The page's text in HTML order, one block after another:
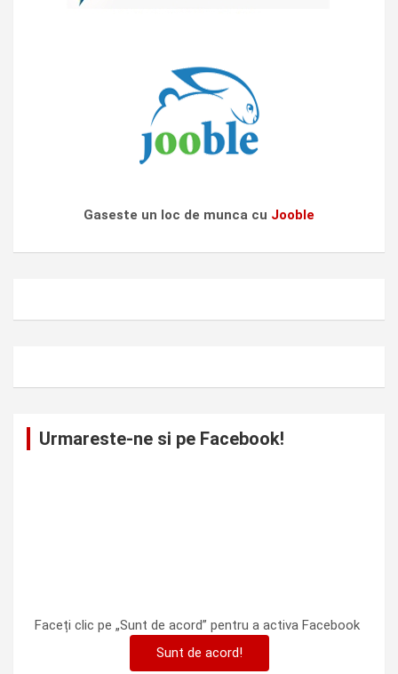
Gaseste un loc de munca cu Jooble
Urmareste-ne si pe Facebook!
Faceți clic pe „Sunt de acord” pentru a activa Facebook
Sunt de acord!